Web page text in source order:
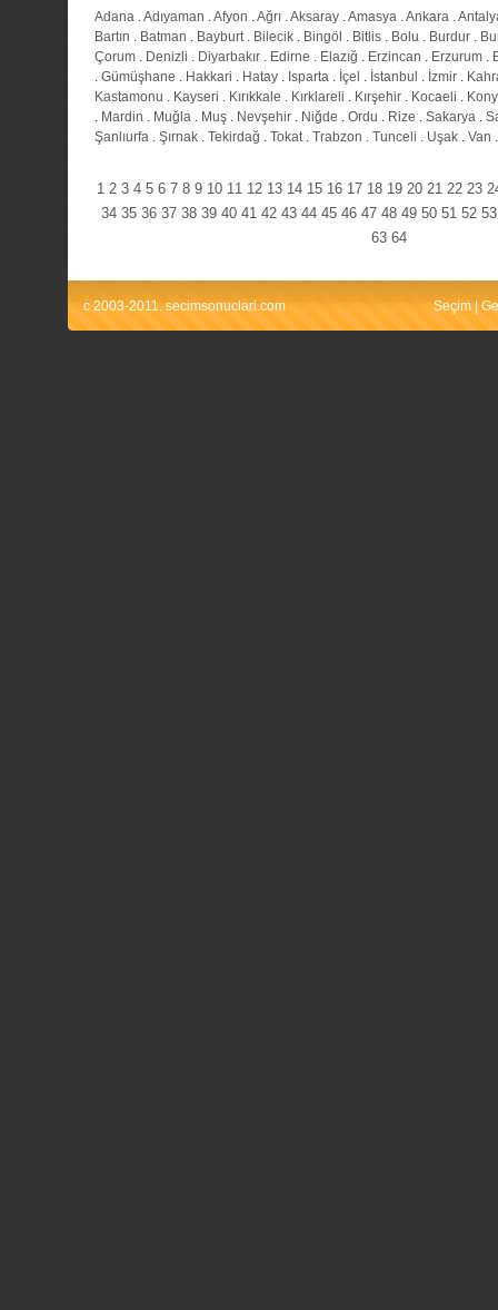
Adana .Adıyaman .Afyon .Ağrı .Aksaray .Amasya .Ankara .
Bartın . Batman . Bayburt. Bilecik . Bingöl . Bitlis . Bolu . Burdur .
Çorum . Denizli . Diyarbakır . Edirne . Elazığ . Erzincan . Erzurum .
. Gümüşhane . Hakkari . Hatay . Isparta . İçel . İstanbul . İzmir .
Kastamonu . Kayseri . Kırıkkale . Kırklareli . Kırşehir . Kocaeli .
. Mardin . Muğla . Muş . Nevşehir . Niğde . Ordu . Rize . Sakarya .
Şanlıurfa . Şırnak . Tekirdağ . Tokat. Trabzon . Tunceli . Uşak . Van
1 2 3 4 5 6 7 8 9 10 11 12 13 14 15 16 17 18 19 20 21 22 23
34 35 36 37 38 39 40 41 42 43 44 45 46 47 48 49 50 51 52 53
63 64
c 2003-2011. secimsonuclari.com Seçim |